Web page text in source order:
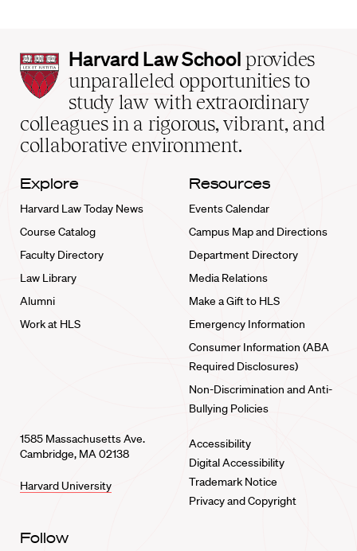
Harvard
Law
School
home
Harvard Law School provides
unparalleled opportunities to
study law with extraordinary
colleagues in a rigorous, vibrant, and
collaborative environment.
Explore
Harvard Law Today News
Course Catalog
Faculty Directory
Law Library
Alumni
Work at HLS
Resources
Events Calendar
Campus Map and Directions
Department Directory
Media Relations
Make a Gift to HLS
Emergency Information
Consumer Information (ABA
Required Disclosures)
Non-Discrimination and Anti-
Bullying Policies
1585 Massachusetts Ave.
Cambridge, MA 02138
Harvard University
Accessibility
Digital Accessibility
Trademark Notice
Privacy and Copyright
Follow